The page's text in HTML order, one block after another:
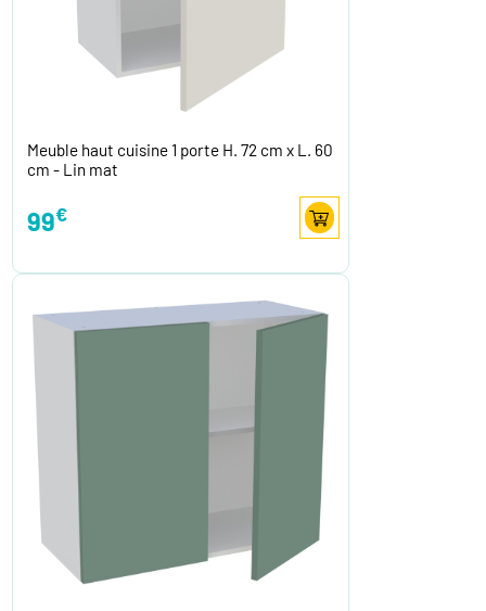
Meuble haut cuisine 1 porte H. 72 cm x L. 60
cm - Lin mat
99€